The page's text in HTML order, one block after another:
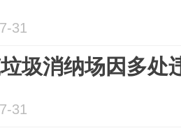
31
圾消纳场因多处
31